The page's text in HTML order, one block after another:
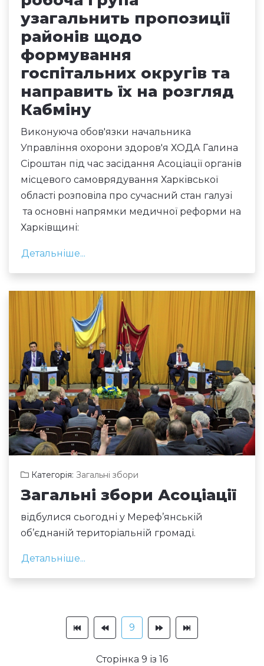
узагальнить пропозиції
районів щодо
формування
госпітальних округів та
направить їх на розгляд
Кабміну
Виконуюча обов'язки начальника
Управління охорони здоров'я ХОДА Галина
Сіроштан під час засідання Асоціації органів
місцевого самоврядування Харківської
області розповіла про сучасний стан галузі
та основні напрямки медичної реформи на
Харківщині:
Детальніше...
Категорія: Загальні збори
Загальні збори Асоціації
відбулися сьогодні у Мереф’янській
об’єднаній територіальній громаді.
Детальніше...
9
Сторінка 9 із 16